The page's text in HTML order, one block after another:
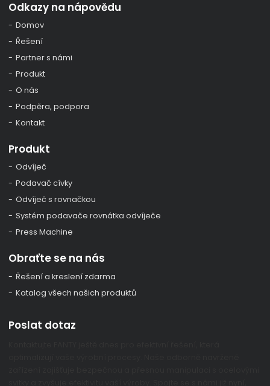
Odkazy na nápovědu
Domov
Řešení
Partner s námi
Produkt
O nás
Podpěra, podpora
Kontakt
Produkt
Odvíječ
Podavač cívky
Odvíječ s rovnačkou
Systém podavače rovnátka odvíječe
Press Machine
Obraťte se na nás
Řešení a kreslení zdarma
Katalog všech našich produktů
Poslat dotaz